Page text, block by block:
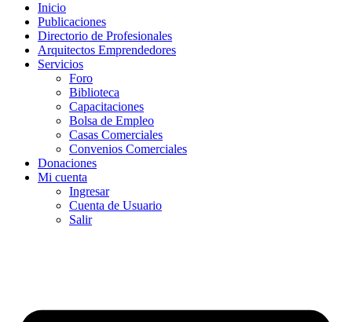
Inicio
Publicaciones
Directorio de Profesionales
Arquitectos Emprendedores
Servicios
Foro
Biblioteca
Capacitaciones
Bolsa de Empleo
Casas Comerciales
Convenios Comerciales
Donaciones
Mi cuenta
Ingresar
Cuenta de Usuario
Salir